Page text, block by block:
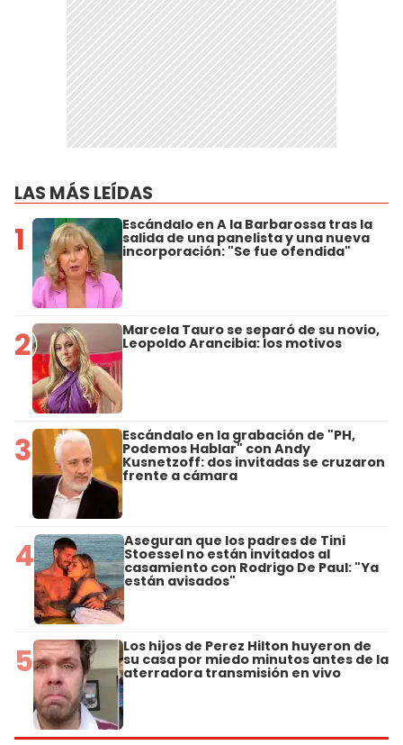
LAS MÁS LEÍDAS
1 Escándalo en A la Barbarossa tras la
salida de una panelista y una nueva
incorporación: "Se fue ofendida"
2 Marcela Tauro se separó de su novio,
Leopoldo Arancibia: los motivos
3 Escándalo en la grabación de "PH,
Podemos Hablar" con Andy
Kusnetzoff: dos invitadas se cruzaron
frente a cámara
4 Aseguran que los padres de Tini
Stoessel no están invitados al
casamiento con Rodrigo De Paul: "Ya
están avisados"
5 Los hijos de Perez Hilton huyeron de
su casa por miedo minutos antes de la
aterradora transmisión en vivo